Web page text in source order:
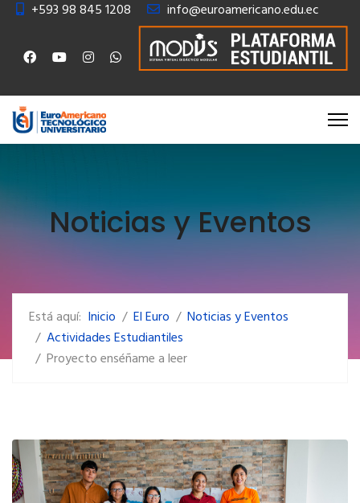
+593 98 845 1208 info@euroamericano.edu.ec
Noticias y Eventos
Está aquí: Inicio El Euro
Noticias y Eventos
Actividades Estudiantiles
Proyecto enséñame a leer